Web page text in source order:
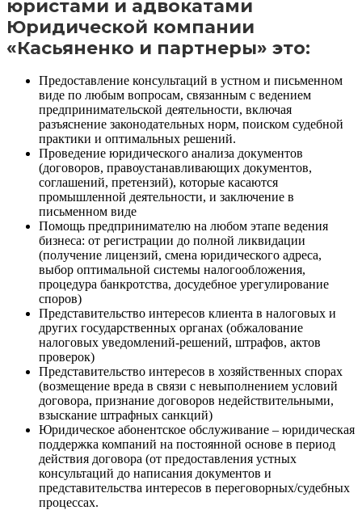
юристами и адвокатами
Юридической компании
«Касьяненко и партнеры» это:
Предоставление консультаций в устном и письменном
виде по любым вопросам, связанным с ведением
предпринимательской деятельности, включая
разъяснение законодательных норм, поиском судебной
практики и оптимальных решений.
Проведение юридического анализа документов
(договоров, правоустанавливающих документов,
соглашений, претензий), которые касаются
промышленной деятельности, и заключение в
письменном виде
Помощь предпринимателю на любом этапе ведения
бизнеса: от регистрации до полной ликвидации
(получение лицензий, смена юридического адреса,
выбор оптимальной системы налогообложения,
процедура банкротства, досудебное урегулирование
споров)
Представительство интересов клиента в налоговых и
других государственных органах (обжалование
налоговых уведомлений-решений, штрафов, актов
проверок)
Представительство интересов в хозяйственных спорах
(возмещение вреда в связи с невыполнением условий
договора, признание договоров недействительными,
взыскание штрафных санкций)
Юридическое абонентское обслуживание – юридическая
поддержка компаний на постоянной основе в период
действия договора (от предоставления устных
консультаций до написания документов и
представительства интересов в переговорных/судебных
процессах.